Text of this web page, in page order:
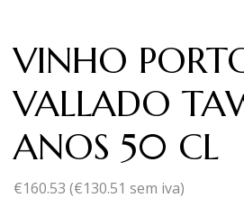
VINHO
VALLADO
ANOS 50 CL
€160.53 (€130.51 sem iva)